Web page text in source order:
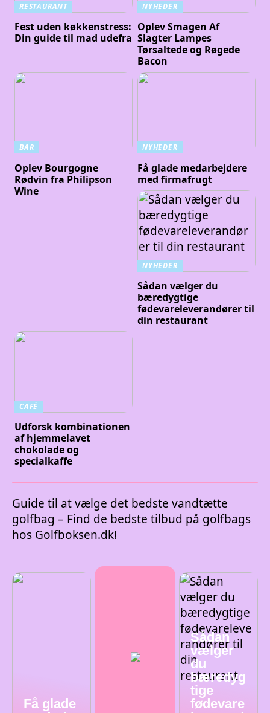
RESTAURANT
Fest uden køkkenstress:
Din guide til mad udefra
NYHEDER
Oplev Smagen Af
Slagter Lampes
Tørsaltede og Røgede
Bacon
BAR
Oplev Bourgogne
Rødvin fra Philipson
Wine
NYHEDER
Få glade medarbejdere
med firmafrugt
NYHEDER
Sådan vælger du
bæredygtige
fødevareleverandører til
din restaurant
CAFÉ
Udforsk kombinationen
af hjemmelavet
chokolade og
specialkaffe
Guide til at vælge det bedste vandtætte
golfbag – Find de bedste tilbud på golfbags
hos Golfboksen.dk!
Få glade
Sådan
vælger
du
bæredyg
tige
fødevare